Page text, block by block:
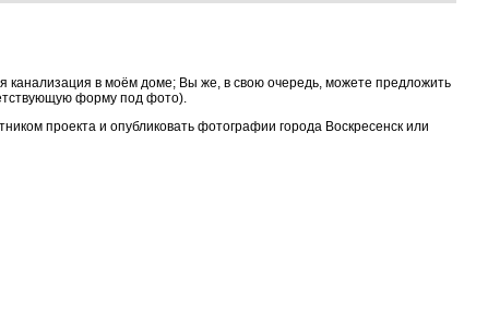
канализация в моём доме; Вы же, в свою очередь, можете предложить
форму под фото).
проекта и опубликовать фотографии города Воскресенск или